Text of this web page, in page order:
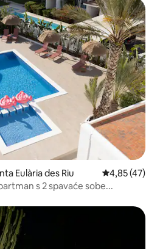
Eulària des Riu Prosječna
4,85 (47)
s 2 spavaće sobe...